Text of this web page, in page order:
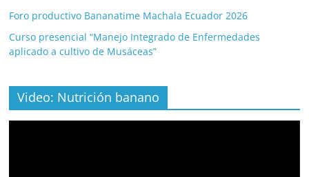
Foro productivo Bananatime Machala Ecuador 2026
Curso presencial “Manejo Integrado de Enfermedades
aplicado a cultivo de Musáceas”
Video: Nutrición banano